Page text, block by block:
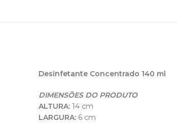
Desinfetante Concentrado 140 ml
DIMENSÕES DO PRODUTO
ALTURA: 14 cm
LARGURA: 6 cm